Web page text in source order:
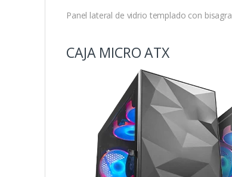
Panel lateral de vidrio templado con bisagra
CAJA MICRO ATX